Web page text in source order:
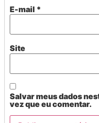
E-mail *
Site
Salvar meus dados
vez que eu comentar.